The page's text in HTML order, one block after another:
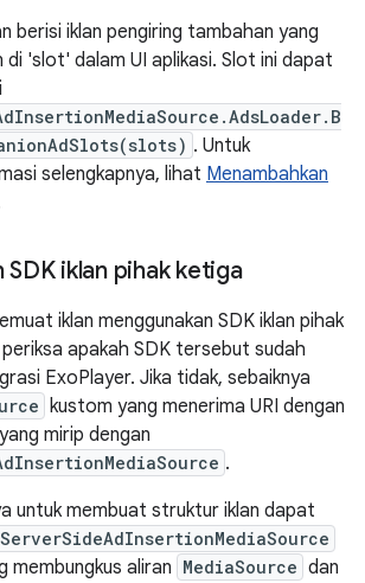
berisi iklan pengiring tambahan yang
'slot' dalam UI aplikasi. Slot ini dapat
. Untuk
selengkapnya, lihat Menambahkan
SDK iklan pihak ketiga
iklan menggunakan SDK iklan pihak
apakah SDK tersebut sudah
ExoPlayer. Jika tidak, sebaiknya
kustom yang menerima URI dengan
yang mirip dengan
.
untuk membuat struktur iklan dapat
ServerSideAdInsertionMediaSource
membungkus aliran MediaSource dan